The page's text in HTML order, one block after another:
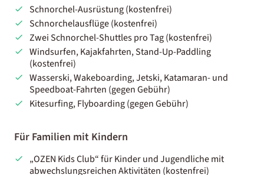
Schnorchel-Ausrüstung (kostenfrei)
Schnorchelausflüge (kostenfrei)
Zwei Schnorchel-Shuttles pro Tag (kostenfrei)
Windsurfen, Kajakfahrten, Stand-Up-Paddling
(kostenfrei)
Wasserski, Wakeboarding, Jetski, Katamaran- und
Speedboat-Fahrten (gegen Gebühr)
Kitesurfing, Flyboarding (gegen Gebühr)
Für Familien mit Kindern
„OZEN Kids Club“ für Kinder und Jugendliche mit
abwechslungsreichen Aktivitäten (kostenfrei)